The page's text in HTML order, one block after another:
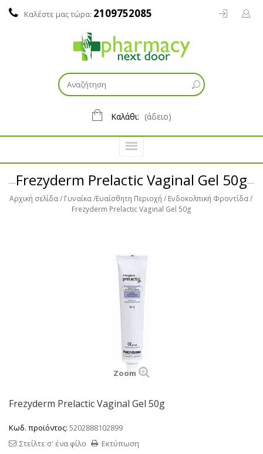
Καλέστε μας τώρα: 2109752085
Καλάθι: (άδειο)
Frezyderm Prelactic Vaginal Gel 50g
Αρχική σελίδα Γυναίκα Ευαίσθητη Περιοχή
Ενδοκολπική Φροντίδα
Frezyderm Prelactic Vaginal Gel 50g
Zoom
Frezyderm Prelactic Vaginal Gel 50g
Κωδ. προϊόντος: 5202888102899
Εκτύπωση
Στείλτε σ' ένα φίλο